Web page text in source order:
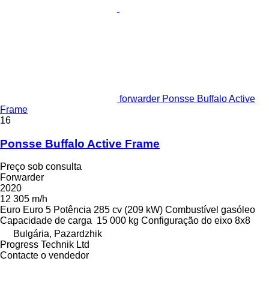
forwarder Ponsse Buffalo Active
Frame
16
Ponsse Buffalo Active Frame
Preço sob consulta
Forwarder
2020
12 305 m/h
Euro Euro 5 Potência 285 cv (209 kW) Combustível gasóleo
Capacidade de carga 15 000 kg Configuração do eixo 8x8
Bulgária, Pazardzhik
Progress Technik Ltd
Contacte o vendedor